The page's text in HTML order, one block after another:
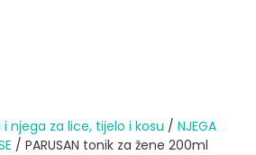
njega za lice, tijelo i kosu / NJEGA
/ PARUSAN tonik za žene 200ml